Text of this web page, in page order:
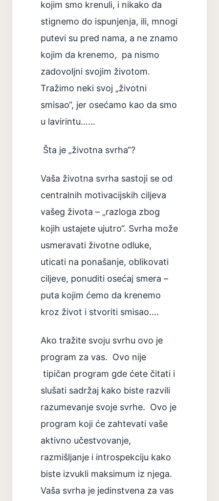
kojim smo krenuli, i nikako da
stignemo do ispunjenja, ili, mnogi
putevi su pred nama, a ne znamo
kojim da krenemo, pa nismo
zadovoljni svojim životom.
Tražimo neki svoj „životni
smisao“, jer osećamo kao da smo
u lavirintu……
Šta je „životna svrha“?
Vaša životna svrha sastoji se od
centralnih motivacijskih ciljeva
vašeg života – „razloga zbog
kojih ustajete ujutro“. Svrha može
usmeravati životne odluke,
uticati na ponašanje, oblikovati
ciljeve, ponuditi osećaj smera –
puta kojim ćemo da krenemo
kroz život i stvoriti smisao….
Ako tražite svoju svrhu ovo je
program za vas. Ovo nije
tipičan program gde ćete čitati i
slušati sadržaj kako biste razvili
razumevanje svoje svrhe. Ovo je
program koji će zahtevati vaše
aktivno učestvovanje,
razmišljanje i introspekciju kako
biste izvukli maksimum iz njega.
Vaša svrha je jedinstvena za vas